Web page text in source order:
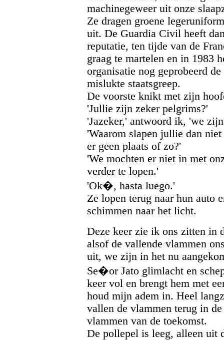
machinegeweer uit onze
Ze dragen groene
uit. De Guardia Civil heeft
reputatie, ten tijde van de
graag te martelen en in 1983
organisatie nog geprobeerd
mislukte staatsgreep.
De voorste knikt met zijn
'Jullie zijn zeker pelgrims?'
'Jazeker,' antwoord ik, 'we
'Waarom slapen jullie dan
er geen plaats of zo?'
'We mochten er niet in met
verder te lopen.'
'Ok�, hasta luego.'
Ze lopen terug naar hun auto
schimmen naar het licht.
Deze keer zie ik ons zitten in
alsof de vallende vlammen
uit, we zijn in het nu
Se�or Jato glimlacht en
keer vol en brengt hem met
houd mijn adem in. Heel
vallen de vlammen terug in
vlammen van de toekomst.
De pollepel is leeg, alleen uit